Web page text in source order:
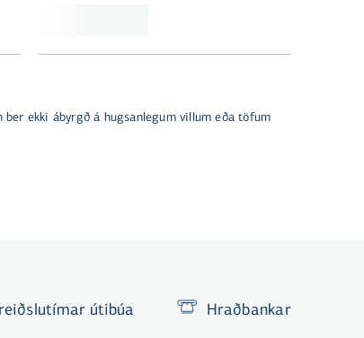
ekki ábyrgð á hugsanlegum villum eða töfum
útibúa Hraðbankar